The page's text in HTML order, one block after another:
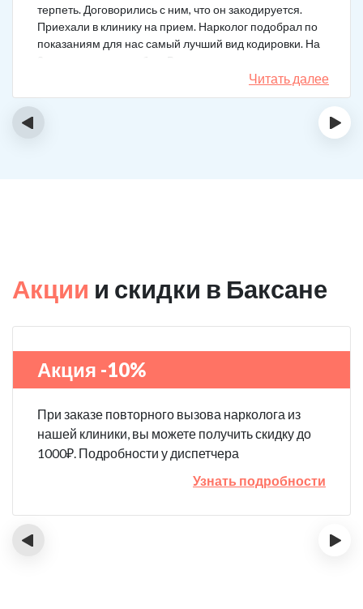
терпеть. Договорились с ним, что он закодируется.
Приехали в клинику на прием. Нарколог подобрал по
показаниям для нас самый лучший вид кодировки. На
3 года поставили рубеж. Вот уже как два года мужа к
Читать далее
‹ ›
Акции и скидки в Баксане
Акция -10%
При заказе повторного вызова нарколога из
нашей клиники, вы можете получить скидку до
1000₽. Подробности у диспетчера
Узнать подробности
‹ ›